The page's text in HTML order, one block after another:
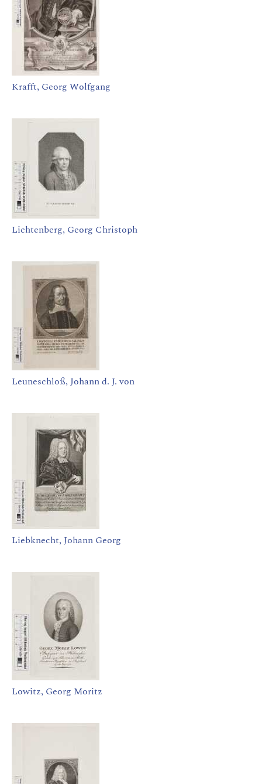
Krafft, Georg Wolfgang
Lichtenberg, Georg Christoph
Leuneschloß, Johann d. J. von
Liebknecht, Johann Georg
Lowitz, Georg Moritz